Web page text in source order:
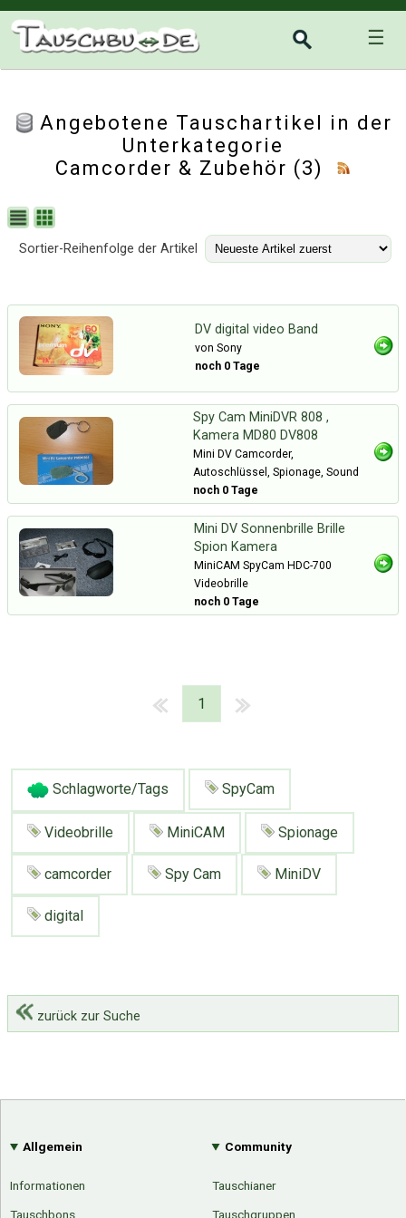
☰
Angebotene Tauschartikel in der
Unterkategorie
Camcorder & Zubehör (3)
Sortier-Reihenfolge der Artikel
DV digital video Band
von Sony
noch 0 Tage
Spy Cam MiniDVR 808 ,
Kamera MD80 DV808
Mini DV Camcorder,
Autoschlüssel, Spionage, Sound
noch 0 Tage
Mini DV Sonnenbrille Brille
Spion Kamera
MiniCAM SpyCam HDC-700
Videobrille
noch 0 Tage
1
Schlagworte/Tags SpyCam
Videobrille MiniCAM Spionage
camcorder Spy Cam MiniDV
digital
zurück zur Suche
Allgemein
Informationen
Tauschbons
Community
Tauschianer
Tauschgruppen